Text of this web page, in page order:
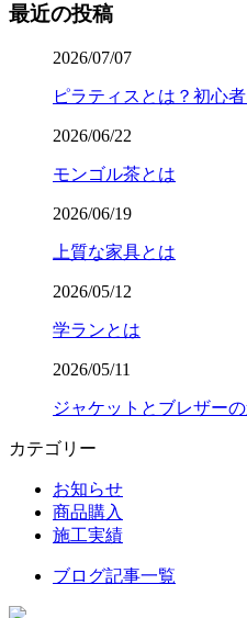
最近の投稿
2026/07/07
ピラティスとは？初心
2026/06/22
モンゴル茶とは
2026/06/19
上質な家具とは
2026/05/12
学ランとは
2026/05/11
ジャケットとブレザー
カテゴリー
お知らせ
商品購入
施工実績
ブログ記事一覧